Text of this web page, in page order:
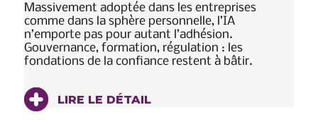
Massivement adoptée dans les entreprises
comme dans la sphère personnelle, l’IA
n’emporte pas pour autant l’adhésion.
Gouvernance, formation, régulation : les
fondations de la confiance restent à bâtir.
LIRE LE DÉTAIL